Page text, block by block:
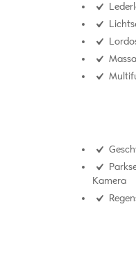
Kamera